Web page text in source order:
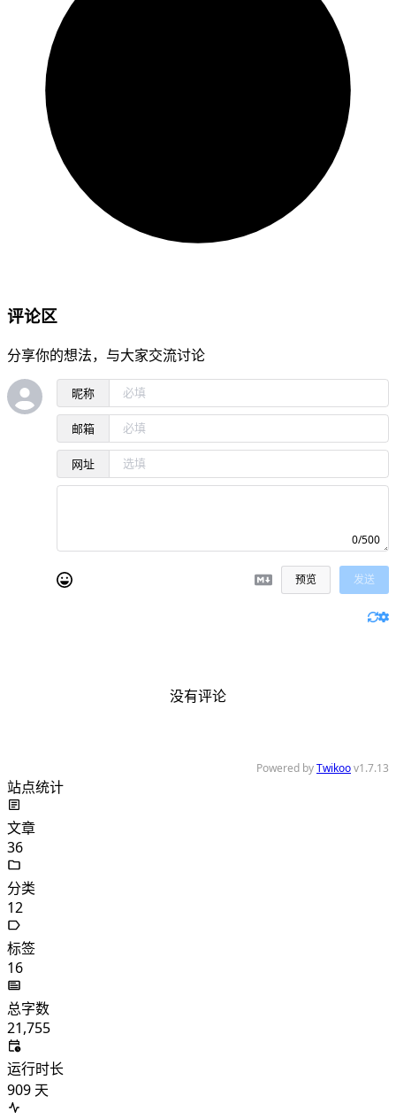
评论区
分享你的想法，与大家交流讨论
昵称
邮箱
网址
0/500
预览 发送
没有评论
Powered byTwikoov1.7.13
站点统计
文章
36
分类
12
标签
16
总字数
21,755
运行时长
909 天